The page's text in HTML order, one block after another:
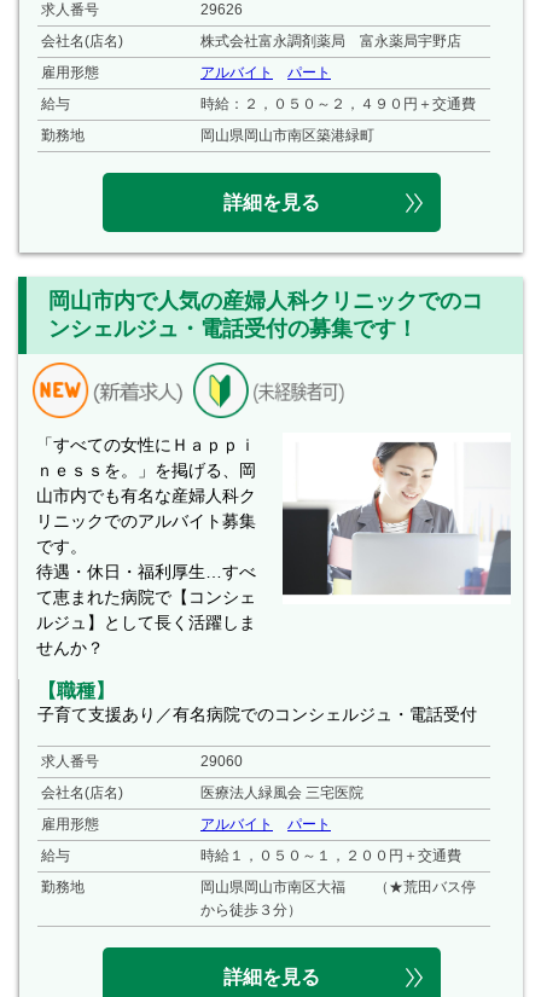
求人番号
29626
会社名(店名)
株式会社富永調剤薬局 富永薬局宇野店
雇用形態
アルバイト
パート
給与
時給：２，０５０～２，４９０円＋交通費
勤務地
岡山県岡山市南区築港緑町
詳細を見る
岡山市内で人気の産婦人科クリニックでのコ
ンシェルジュ・電話受付の募集です！
「すべての女性にＨａｐｐｉ
ｎｅｓｓを。」を掲げる、岡
山市内でも有名な産婦人科ク
リニックでのアルバイト募集
です。
待遇・休日・福利厚生…すべ
て恵まれた病院で【コンシェ
ルジュ】として長く活躍しま
せんか？
【職種】
子育て支援あり／有名病院でのコンシェルジュ・電話受付
求人番号
29060
会社名(店名)
医療法人緑風会 三宅医院
雇用形態
アルバイト
パート
給与
時給１，０５０～１，２００円＋交通費
勤務地
岡山県岡山市南区大福 （★荒田バス停
から徒歩３分）
詳細を見る